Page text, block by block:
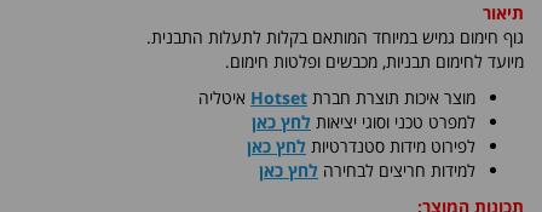
תיאור
גוף חימום גמיש במיוחד המותאם בקלות לתעלות התבנית.
מיועד לחימום תבניות, מכבשים ופלטות חימום.
​מוצר איכות תוצרת חברת Hotset איטליה
למפרט טכני וסוגי יציאות לחץ כאן
לפירוט מידות סטנדרטיות לחץ כאן
למידות חריצים לבחירה לחץ כאן
תכונות המוצר: